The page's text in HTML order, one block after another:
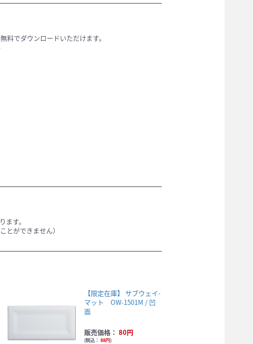
料でダウンロードいただけます。
す。
とができません）
【限定在庫】 サブウェイ-
マット OW-1501M / 凹
面
販売価格： 80円
(税込： 88円)